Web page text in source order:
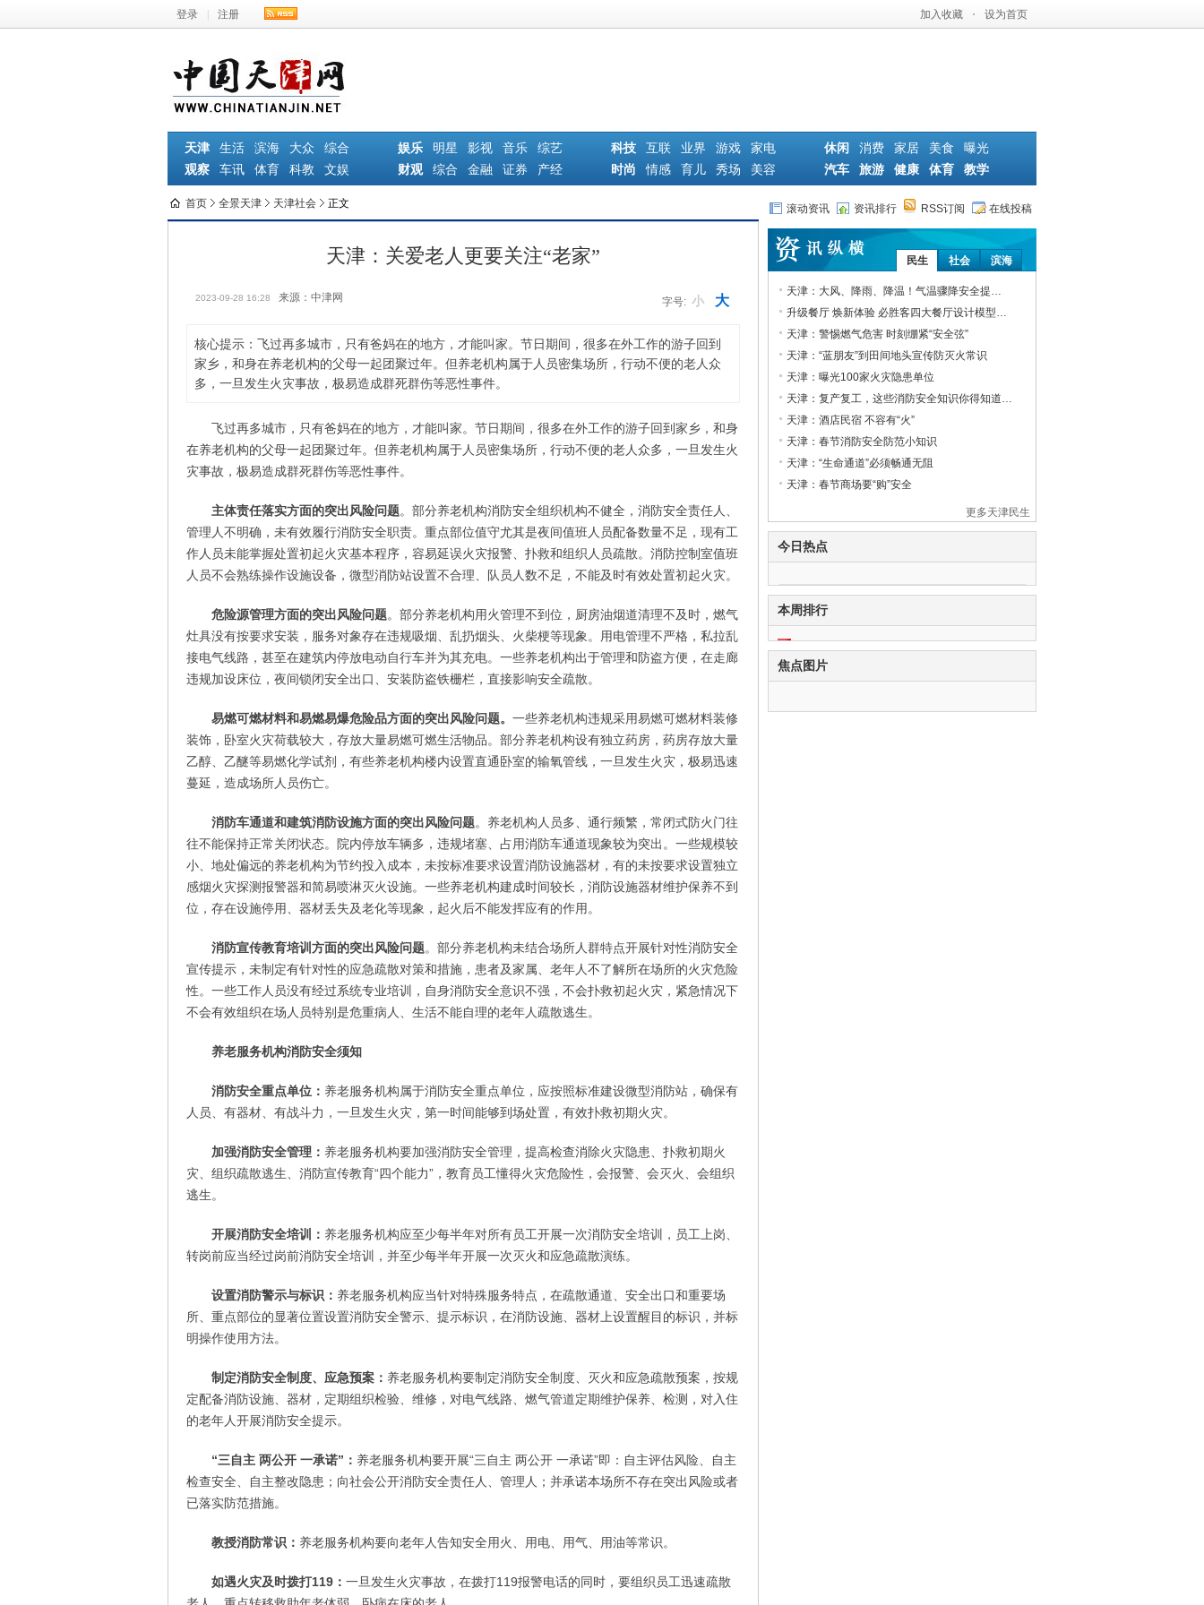
登录 注册 加入收藏 · 设为首页
天津 生活 滨海 大众
综合
观察
车讯 体育 科教 文娱
娱乐 明星 影视 音乐
综艺
财观
综合 金融 证券 产经
科技 互联 业界 游戏
家电
时尚
情感 育儿 秀场 美容
休闲 消费 家居 美食
曝光
汽车
旅游 健康 体育 教学
首页 全景天津 天津社会 正文 滚动资讯 资讯排行 RSS订阅 在线投稿
天津：关爱老人更要关注“老家”
字号: 小 大
2023-09-28 16:28 来源：中津网
核心提示：飞过再多城市，只有爸妈在的地方，才能叫家。节日期间，很多在外工作的游子回到
家乡，和身在养老机构的父母一起团聚过年。但养老机构属于人员密集场所，行动不便的老人众
多，一旦发生火灾事故，极易造成群死群伤等恶性事件。
飞过再多城市，只有爸妈在的地方，才能叫家。节日期间，很多在外工作的游子回到家乡，和身
在养老机构的父母一起团聚过年。但养老机构属于人员密集场所，行动不便的老人众多，一旦发生火
灾事故，极易造成群死群伤等恶性事件。
主体责任落实方面的突出风险问题。部分养老机构消防安全组织机构不健全，消防安全责任人、
管理人不明确，未有效履行消防安全职责。重点部位值守尤其是夜间值班人员配备数量不足，现有工
作人员未能掌握处置初起火灾基本程序，容易延误火灾报警、扑救和组织人员疏散。消防控制室值班
人员不会熟练操作设施设备，微型消防站设置不合理、队员人数不足，不能及时有效处置初起火灾。
危险源管理方面的突出风险问题。部分养老机构用火管理不到位，厨房油烟道清理不及时，燃气
灶具没有按要求安装，服务对象存在违规吸烟、乱扔烟头、火柴梗等现象。用电管理不严格，私拉乱
接电气线路，甚至在建筑内停放电动自行车并为其充电。一些养老机构出于管理和防盗方便，在走廊
违规加设床位，夜间锁闭安全出口、安装防盗铁栅栏，直接影响安全疏散。
易燃可燃材料和易燃易爆危险品方面的突出风险问题。 一些养老机构违规采用易燃可燃材料装修
装饰，卧室火灾荷载较大，存放大量易燃可燃生活物品。部分养老机构设有独立药房，药房存放大量
乙醇、乙醚等易燃化学试剂，有些养老机构楼内设置直通卧室的输氧管线，一旦发生火灾，极易迅速
蔓延，造成场所人员伤亡。
消防车通道和建筑消防设施方面的突出风险问题。养老机构人员多、通行频繁，常闭式防火门往
往不能保持正常关闭状态。院内停放车辆多，违规堵塞、占用消防车通道现象较为突出。一些规模较
小、地处偏远的养老机构为节约投入成本，未按标准要求设置消防设施器材，有的未按要求设置独立
感烟火灾探测报警器和简易喷淋灭火设施。一些养老机构建成时间较长，消防设施器材维护保养不到
位，存在设施停用、器材丢失及老化等现象，起火后不能发挥应有的作用。
消防宣传教育培训方面的突出风险问题。部分养老机构未结合场所人群特点开展针对性消防安全
宣传提示，未制定有针对性的应急疏散对策和措施，患者及家属、老年人不了解所在场所的火灾危险
性。一些工作人员没有经过系统专业培训，自身消防安全意识不强，不会扑救初起火灾，紧急情况下
不会有效组织在场人员特别是危重病人、生活不能自理的老年人疏散逃生。
养老服务机构消防安全须知
消防安全重点单位： 养老服务机构属于消防安全重点单位，应按照标准建设微型消防站，确保有
人员、有器材、有战斗力，一旦发生火灾，第一时间能够到场处置，有效扑救初期火灾。
加强消防安全管理： 养老服务机构要加强消防安全管理，提高检查消除火灾隐患、扑救初期火
灾、组织疏散逃生、消防宣传教育“四个能力”，教育员工懂得火灾危险性，会报警、会灭火、会组织
逃生。
开展消防安全培训： 养老服务机构应至少每半年对所有员工开展一次消防安全培训，员工上岗、
转岗前应当经过岗前消防安全培训，并至少每半年开展一次灭火和应急疏散演练。
设置消防警示与标识： 养老服务机构应当针对特殊服务特点，在疏散通道、安全出口和重要场
所、重点部位的显著位置设置消防安全警示、提示标识，在消防设施、器材上设置醒目的标识，并标
明操作使用方法。
制定消防安全制度、应急预案： 养老服务机构要制定消防安全制度、灭火和应急疏散预案，按规
定配备消防设施、器材，定期组织检验、维修，对电气线路、燃气管道定期维护保养、检测，对入住
的老年人开展消防安全提示。
“三自主 两公开 一承诺”： 养老服务机构要开展“三自主 两公开 一承诺”即：自主评估风险、自主
检查安全、自主整改隐患；向社会公开消防安全责任人、管理人；并承诺本场所不存在突出风险或者
已落实防范措施。
教授消防常识： 养老服务机构要向老年人告知安全用火、用电、用气、用油等常识。
如遇火灾及时拨打119： 一旦发生火灾事故，在拨打119报警电话的同时，要组织员工迅速疏散
民生 社会 滨海
天津：大风、降雨、降温！气温骤降安全提…
升级餐厅 焕新体验 必胜客四大餐厅设计模型…
天津：警惕燃气危害 时刻绷紧“安全弦”
天津：“蓝朋友”到田间地头宣传防灭火常识
天津：曝光100家火灾隐患单位
天津：复产复工，这些消防安全知识你得知道…
天津：酒店民宿 不容有“火”
天津：春节消防安全防范小知识
天津：“生命通道”必须畅通无阻
天津：春节商场要“购”安全
更多天津民生
今日热点
本周排行
焦点图片